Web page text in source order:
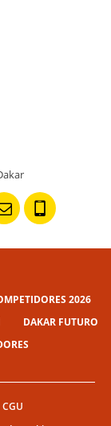
2026
DAKAR FUTURO
CGU